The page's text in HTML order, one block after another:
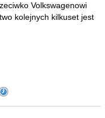
Volkswagenowi
kolejnych kilkuset jest